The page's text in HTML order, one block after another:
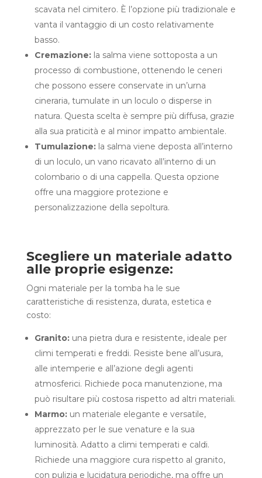
scavata nel cimitero. È l’opzione più tradizionale e
vanta il vantaggio di un costo relativamente
basso.
Cremazione:la salma viene sottoposta a un
processo di combustione, ottenendo le ceneri
che possono essere conservate in un’urna
cineraria, tumulate in un loculo o disperse in
natura. Questa scelta è sempre più diffusa, grazie
alla sua praticità e al minor impatto ambientale.
Tumulazione:la salma viene deposta all’interno
di un loculo, un vano ricavato all’interno di un
colombario o di una cappella. Questa opzione
offre una maggiore protezione e
personalizzazione della sepoltura.
Scegliere un materiale adatto
alle proprie esigenze:
Ogni materiale per la tomba ha le sue
caratteristiche di resistenza, durata, estetica e
costo:
Granito:una pietra dura e resistente, ideale per
climi temperati e freddi. Resiste bene all’usura,
alle intemperie e all’azione degli agenti
atmosferici. Richiede poca manutenzione, ma
può risultare più costosa rispetto ad altri materiali.
Marmo:un materiale elegante e versatile,
apprezzato per le sue venature e la sua
luminosità. Adatto a climi temperati e caldi.
Richiede una maggiore cura rispetto al granito,
con pulizia e lucidatura periodiche, ma offre un